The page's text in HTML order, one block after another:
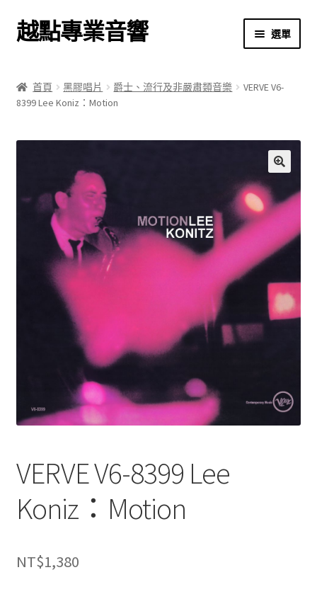
跳
至
覽
列
跳
至
要
內
越點專業音響 選單
商店
關於我們
首頁 黑膠唱片 爵士、流行及非嚴肅類音樂
VERVE V6-
8399 Lee Koniz：Motion
VERVE V6-8399 Lee
Koniz：Motion
NT$1,380